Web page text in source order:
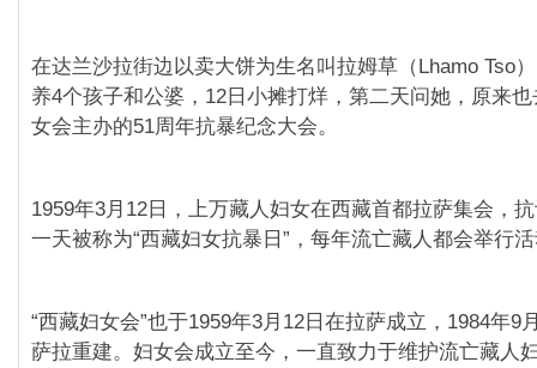
在达兰沙拉街边以卖大饼为生名叫拉姆草（Lhamo Tso
养4个孩子和公婆，12日小摊打烊，第二天问她，原来
女会主办的51周年抗暴纪念大会。
1959年3月12日，上万藏人妇女在西藏首都拉萨集会，
一天被称为“西藏妇女抗暴日”，每年流亡藏人都会举行
“西藏妇女会”也于1959年3月12日在拉萨成立，1984年9
萨拉重建。妇女会成立至今，一直致力于维护流亡藏人